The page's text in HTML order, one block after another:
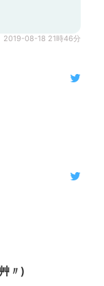
2019-08-18 21時46分
〃)